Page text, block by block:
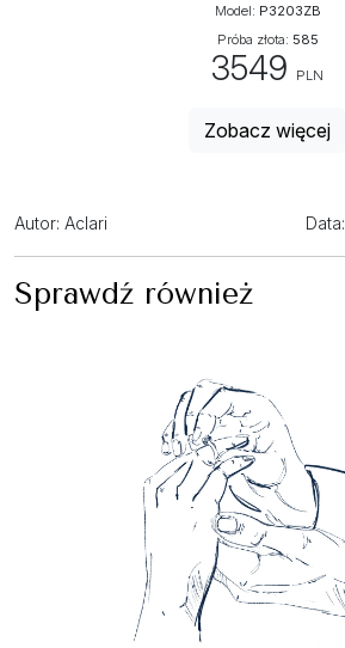
Model: P3203ZB
Próba złota: 585
3549 PLN
Zobacz więcej
Autor: Aclari Data:
Sprawdź również